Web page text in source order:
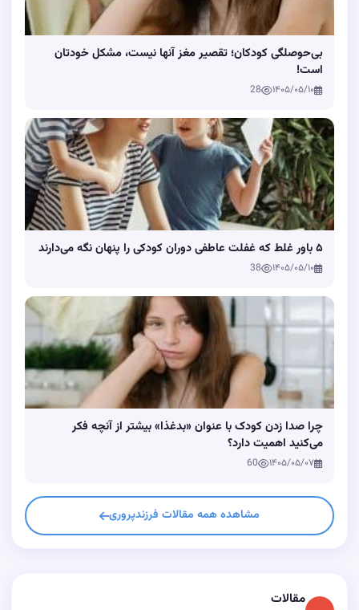
بی‌حوصلگی کودکان؛ تقصیر مغز آنها نیست، مشکل خودتان
است!
۱۴۰۵/۰۵/۱۰ 28
۵ باور غلط که غفلت عاطفی دوران کودکی را پنهان نگه می‌دارند
۱۴۰۵/۰۵/۱۰ 38
چرا صدا زدن کودک با عنوان «بدغذا» بیشتر از آنچه فکر
می‌کنید اهمیت دارد؟
۱۴۰۵/۰۵/۰۷ 60
مشاهده همه مقالات فرزندپروری
مقالات